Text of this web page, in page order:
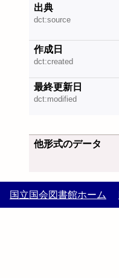
出典
dct:source
作成日
dct:created
最終更新日
dct:modified
他形式のデータ
国立国会図書館ホーム